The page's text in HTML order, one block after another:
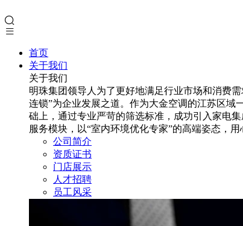
首页
关于我们
关于我们
明珠集团领导人为了更好地满足行业市场和消费
连锁”为企业发展之道。作为大金空调的江苏区
础上，通过专业严苛的筛选标准，成功引入家电
服务模块，以“室内环境优化专家”的高端姿态，
公司简介
资质证书
门店展示
人才招聘
员工风采